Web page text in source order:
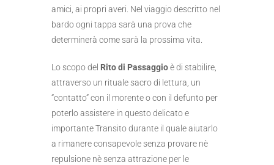
amici, ai propri averi. Nel viaggio descritto nel
bardo ogni tappa sarà una prova che
determinerà come sarà la prossima vita.
Lo scopo del Rito di Passaggioè di stabilire,
attraverso un rituale sacro di lettura, un
“contatto” con il morente o con il defunto per
poterlo assistere in questo delicato e
importante Transito durante il quale aiutarlo
a rimanere consapevole senza provare nè
repulsione nè senza attrazione per le